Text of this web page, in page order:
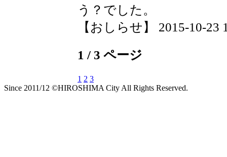
う？でした。
【おしらせ】 2015-10-23
1 / 3 ページ
1 2 3
Since 2011/12 ©HIROSHIMA City All Rights Reserved.